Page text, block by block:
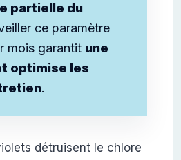
partielle du
ce paramètre
mois garantit une
optimise les
.
détruisent le chlore